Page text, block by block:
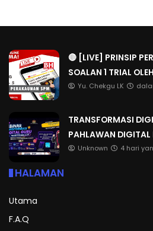
🔴 [LIVE] PRINSIP
SOALAN 1 TRIAL
Yu. Chekgu LK
TRANSFORMASI
PAHLAWAN DIGITAL
Unknown 4 hari
HALAMAN
Utama
F.A.Q